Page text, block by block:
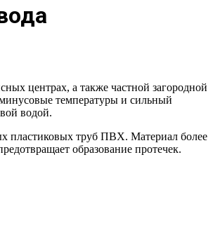
центрах, а также частной загородной
температуры и сильный
водой.
пластиковых труб ПВХ. Материал более
образование протечек.